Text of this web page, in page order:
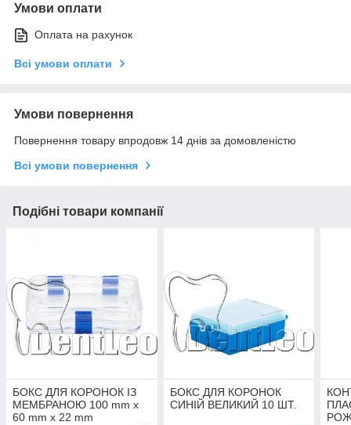
Умови оплати
Оплата на рахунок
Всі умови оплати
Умови повернення
Повернення товару впродовж 14 днів за домовленістю
Всі умови повернення
Подібні товари компанії
БОКС ДЛЯ КОРОНОК ІЗ
МЕМБРАНОЮ 100 mm x
60 mm x 22 mm
БОКС ДЛЯ КОРОНОК
СИНІЙ ВЕЛИКИЙ 10 ШТ.